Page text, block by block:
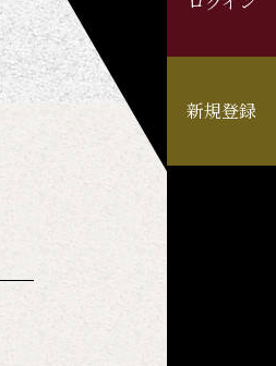
新規登録